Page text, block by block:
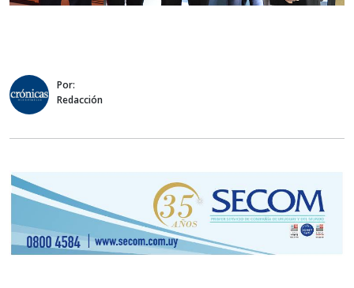
Por:
Redacción